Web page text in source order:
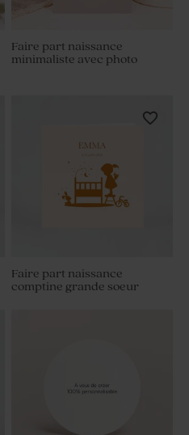
Faire part naissance
minimaliste avec photo
Faire part naissance
comptine grande soeur